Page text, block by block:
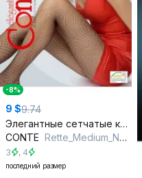
-8%
9 $9.74
Элегантные сетчатые колготки, подчеркнут ног, круглый год
CONTE Rette_Medium_Natural
3 , 4
последний размер